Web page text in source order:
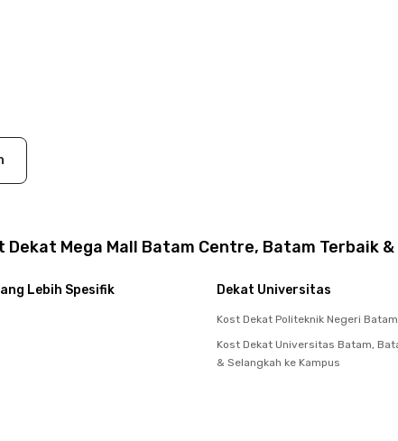
Mega Mall Batam Centre, Batam Terbaik
Lebih Spesifik Dekat Universitas
Kost Dekat Politeknik Negeri Batam
Kost Dekat Universitas Batam,
& Selangkah ke Kampus